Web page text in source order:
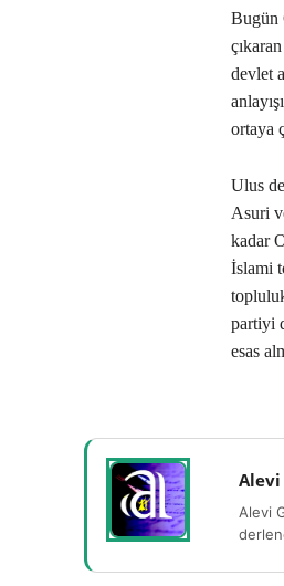
Bugün
devlet
ortaya
Ulus
Asuri
kadar
İslami
partiyi
esas
Alevi
Alevi